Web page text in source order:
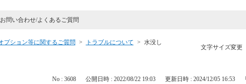
文字サイズ変更
プション等に関するご質問 > トラブルについて > 水没し
No : 3608 公開日時 : 2022/08/22 19:03 更新日時 : 2024/12/05 16:53